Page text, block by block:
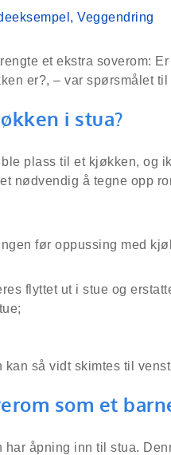
, Veggendring
et ekstra soverom:
er?, – var spørsmålet til
i stua?
ble plass til et kjøkken, og
nødvendig å tegne opp
flyttet ut i stue og
kan så vidt skimtes til
som et
har åpning inn til stua.